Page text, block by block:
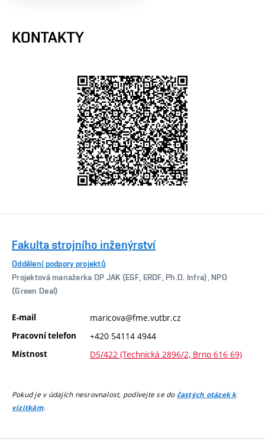
KONTAKTY
Fakulta strojního inženýrství
Oddělení podpory projektů
Projektová manažerka OP JAK (ESF, ERDF, Ph.D. Infra), NPO
(Green Deal)
E-mail maricova@fme.vutbr.cz
Pracovní telefon +420 54114 4944
Místnost D5/422 (Technická 2896/2, Brno 616 69)
Pokud je v údajích nesrovnalost, podívejte se do častých otázek k
vizitkám.